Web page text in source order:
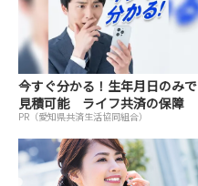
今すぐ分かる！生年月日のみで
見積可能 ライフ共済の保障
PR（愛知県共済生活協同組合）